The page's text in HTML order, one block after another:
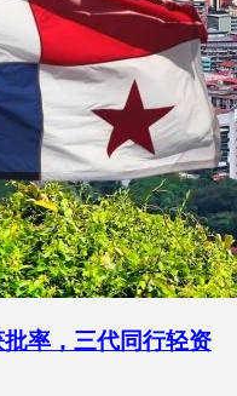
率，三代同行轻资